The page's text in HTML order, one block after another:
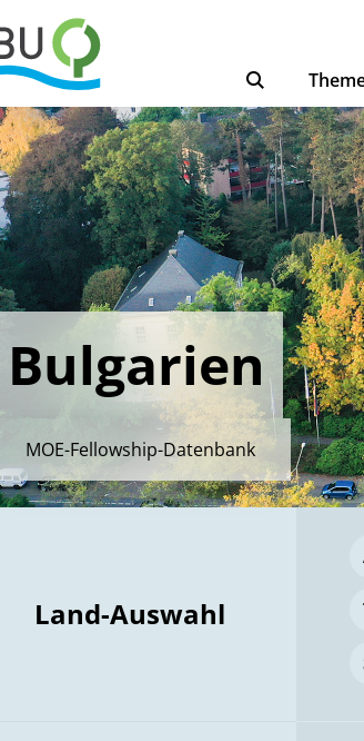
Bulgarien
MOE-Fellowship-Datenbank
Land-Auswahl